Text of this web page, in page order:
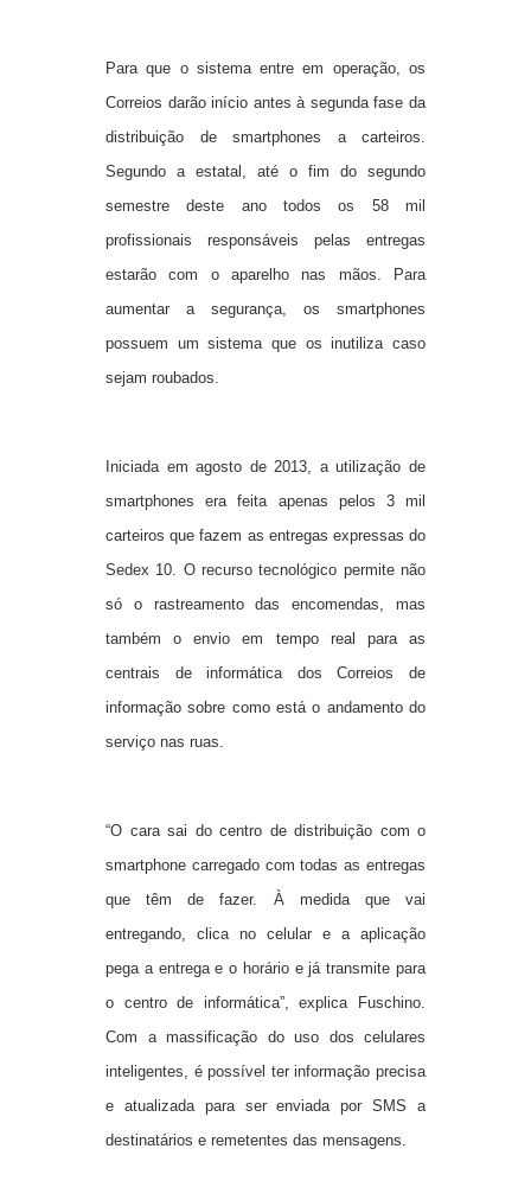
Para que o sistema entre em operação, os
Correios darão início antes à segunda fase da
distribuição de smartphones a carteiros.
Segundo a estatal, até o fim do segundo
semestre deste ano todos os 58 mil
profissionais responsáveis pelas entregas
estarão com o aparelho nas mãos. Para
aumentar a segurança, os smartphones
possuem um sistema que os inutiliza caso
sejam roubados.
Iniciada em agosto de 2013, a utilização de
smartphones era feita apenas pelos 3 mil
carteiros que fazem as entregas expressas do
Sedex 10. O recurso tecnológico permite não
só o rastreamento das encomendas, mas
também o envio em tempo real para as
centrais de informática dos Correios de
informação sobre como está o andamento do
serviço nas ruas.
“O cara sai do centro de distribuição com o
smartphone carregado com todas as entregas
que têm de fazer. À medida que vai
entregando, clica no celular e a aplicação
pega a entrega e o horário e já transmite para
o centro de informática”, explica Fuschino.
Com a massificação do uso dos celulares
inteligentes, é possível ter informação precisa
e atualizada para ser enviada por SMS a
destinatários e remetentes das mensagens.